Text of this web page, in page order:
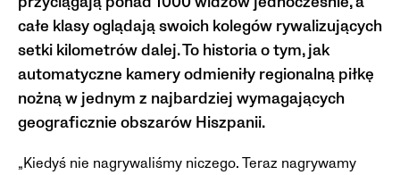
całe klasy oglądają swoich kolegów rywalizujących
setki kilometrów dalej. To historia o tym, jak
automatyczne kamery odmieniły regionalną piłkę
nożną w jednym z najbardziej wymagających
geograficznie obszarów Hiszpanii.
„Kiedyś nie nagrywaliśmy niczego. Teraz nagrywamy